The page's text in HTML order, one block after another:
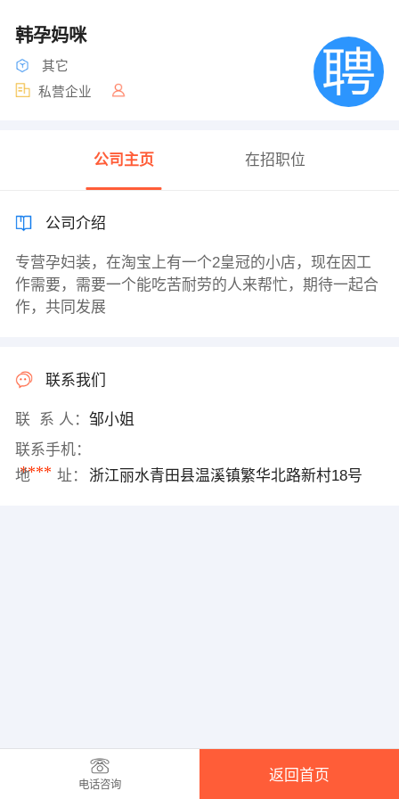
韩孕妈咪
其它
私营企业
公司主页 在招职位
公司介绍
专营孕妇装，在淘宝上有一个2皇冠的小店，现在因工
作需要，需要一个能吃苦耐劳的人来帮忙，期待一起合
作，共同发展
联系我们
联 系 人： 邹小姐
联系手机：
****
地 址： 浙江丽水青田县温溪镇繁华北路新村18号
电话咨询
返回首页